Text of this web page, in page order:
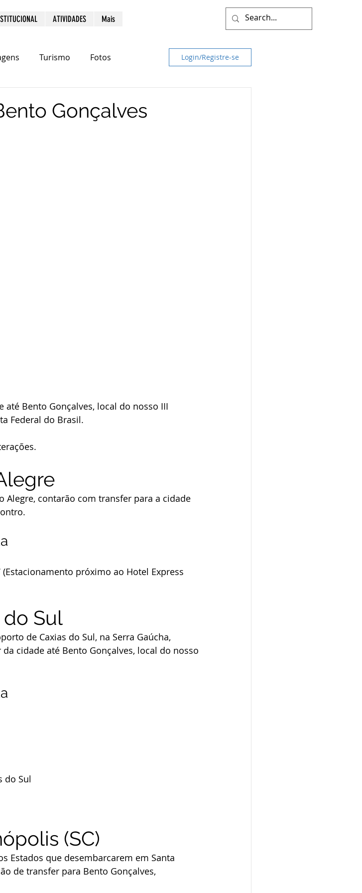
ATIVIDADES Mais
Turismo Fotos Login/Registre-se
Gonçalves
até Bento Gonçalves, local do nosso III
Federal do Brasil.
Alegre, contarão com transfer para a cidade
próximo ao Hotel Express
do Sul
de Caxias do Sul, na Serra Gaúcha,
cidade até Bento Gonçalves, local do nosso
do Sul
(SC)
Estados que desembarcarem em Santa
de transfer para Bento Gonçalves,